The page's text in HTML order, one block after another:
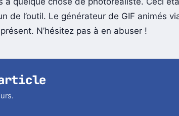
plateforme sont clairement tournées
à quelque chose de photoréaliste. Ceci
de l’outil. Le générateur de GIF animés via